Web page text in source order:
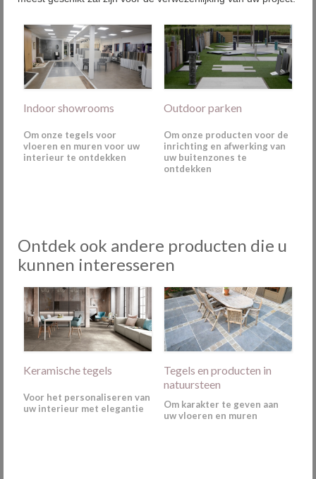
Indoor showrooms
Om onze tegels voor
vloeren en muren voor uw
interieur te ontdekken
Outdoor parken
Om onze producten voor de
inrichting en afwerking van
uw buitenzones te
ontdekken
Ontdek ook andere producten die u
kunnen interesseren
Keramische tegels
Voor het personaliseren van
uw interieur met elegantie
Tegels en producten in
natuursteen
Om karakter te geven aan
uw vloeren en muren